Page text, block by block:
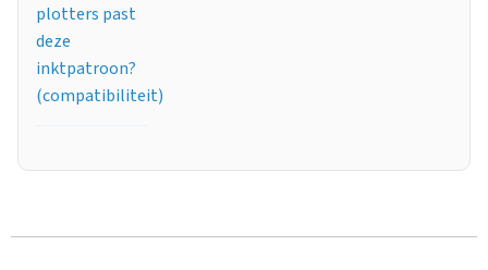
plotters past
deze
inktpatroon?
(compatibiliteit)